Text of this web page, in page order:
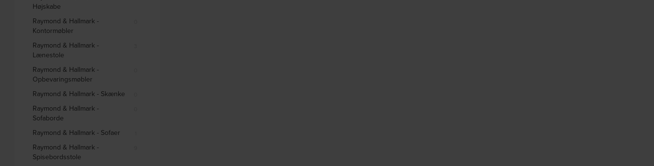
Højskabe
Raymond & Hallmark -
Kontormøbler
Raymond & Hallmark -
Lænestole
Raymond & Hallmark -
Opbevaringsmøbler
Raymond & Hallmark - Skænke
Raymond & Hallmark -
Sofaborde
Raymond & Hallmark - Sofaer
Raymond & Hallmark -
Spisebordsstole